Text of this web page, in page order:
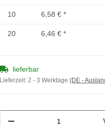
10 6,58 € *
20 6,46 € *
lieferbar
Lieferzeit: 2 - 3 Werktage (DE -